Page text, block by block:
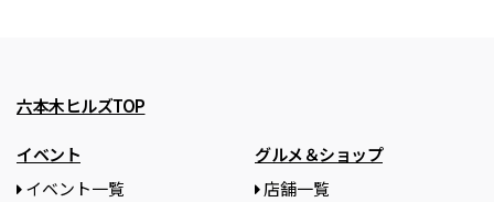
六本木ヒルズTOP
イベント
イベント一覧
グルメ＆ショップ
店舗一覧